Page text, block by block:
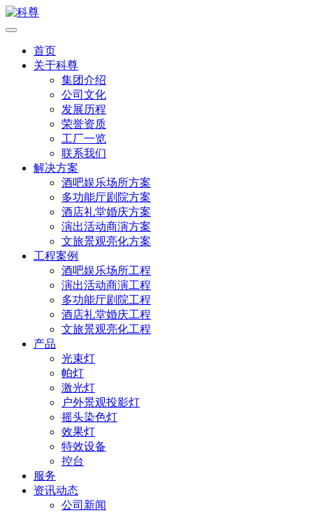
首页
关于科尊
集团介绍
公司文化
发展历程
荣誉资质
工厂一览
联系我们
解决方案
酒吧娱乐场所方案
多功能厅剧院方案
酒店礼堂婚庆方案
演出活动商演方案
文旅景观亮化方案
工程案例
酒吧娱乐场所工程
演出活动商演工程
多功能厅剧院工程
酒店礼堂婚庆工程
文旅景观亮化工程
产品
光束灯
帕灯
激光灯
户外景观投影灯
摇头染色灯
效果灯
特效设备
控台
服务
资讯动态
公司新闻